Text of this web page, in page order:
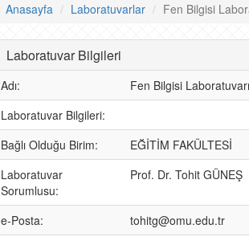
Anasayfa Laboratuvarlar Fen Bilgisi
Laboratuvar Bilgileri
Adı:
Fen Bilgisi Laboratuvarı
Laboratuvar Bilgileri:
Bağlı Olduğu Birim:
EĞİTİM FAKÜLTESİ
Laboratuvar
Sorumlusu:
Prof. Dr. Tohit GÜNEŞ
e-Posta:
tohitg@omu.edu.tr